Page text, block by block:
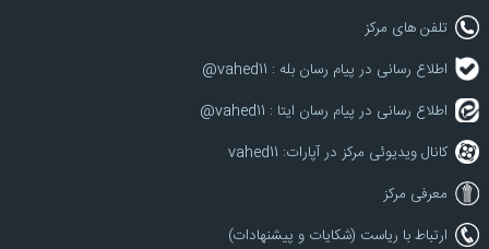
تلفن های مرکز
اطلاع رسانی در پیام رسان بله : vahed11@
اطلاع رسانی در پیام رسان ایتا : vahed11@
کانال ویدیوئی مرکز در آپارات: vahed11
معرفی مرکز
ارتباط با ریاست (شکایات و پیشنهادات)